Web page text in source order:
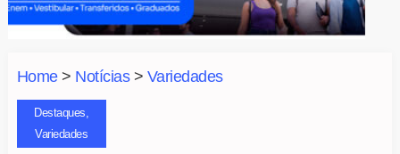
Home> Notícias> Variedades
Destaques
Variedades